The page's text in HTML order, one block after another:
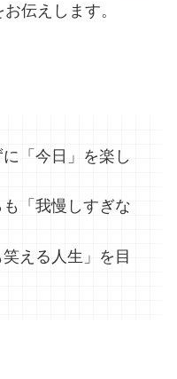
お伝えします。
「今日」を楽し
「我慢しすぎな
える人生」を目